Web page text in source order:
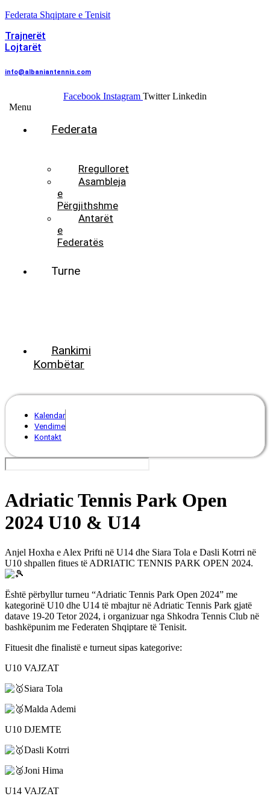
Federata Shqiptare e Tenisit
Trajnerët
Lojtarët
info@albaniantennis.com
Facebook Instagram Twitter Linkedin
Menu
Federata
Rregulloret
Asambleja
e
Përgjithshme
Antarët
e
Federatës
Turne
Rankimi
Kombëtar
Kalendar
Vendime
Kontakt
Adriatic Tennis Park Open
2024 U10 & U14
Anjel Hoxha e Alex Prifti në U14 dhe Siara Tola e Dasli Kotrri në
U10 shpallen fitues të ADRIATIC TENNIS PARK OPEN 2024.
Është përbyllur turneu “Adriatic Tennis Park Open 2024” me
kategorinë U10 dhe U14 të mbajtur në Adriatic Tennis Park gjatë
datave 19-20 Tetor 2024, i organizuar nga Shkodra Tennis Club në
bashkëpunim me Federaten Shqiptare të Tenisit.
Fituesit dhe finalistë e turneut sipas kategorive:
U10 VAJZAT
Siara Tola
Malda Ademi
U10 DJEMTE
Dasli Kotrri
Joni Hima
U14 VAJZAT